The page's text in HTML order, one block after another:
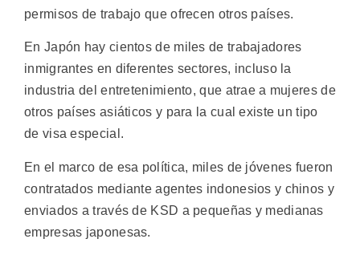
permisos de trabajo que ofrecen otros países.
En Japón hay cientos de miles de trabajadores
inmigrantes en diferentes sectores, incluso la
industria del entretenimiento, que atrae a mujeres de
otros países asiáticos y para la cual existe un tipo
de visa especial.
En el marco de esa política, miles de jóvenes fueron
contratados mediante agentes indonesios y chinos y
enviados a través de KSD a pequeñas y medianas
empresas japonesas.